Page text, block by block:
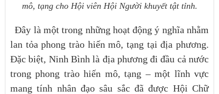
mô, tạng cho Hội viên Hội Người khuyết tật tỉnh.
Đây là một trong những hoạt động ý nghĩa nhằm
lan tỏa phong trào hiến mô, tạng tại địa phương.
Đặc biệt, Ninh Bình là địa phương đi đầu cả nước
trong phong trào hiến mô, tạng – một lĩnh vực
mang tính nhân đạo sâu sắc đã được Hội Chữ